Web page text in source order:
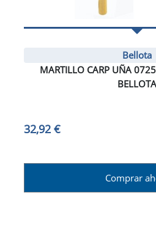
Bellota
MARTILLO CARP UÑA
BELLOTA
32,92 €
Comprar